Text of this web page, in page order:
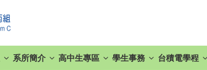
系所簡介 高中生專區 學生事務 台積電學程